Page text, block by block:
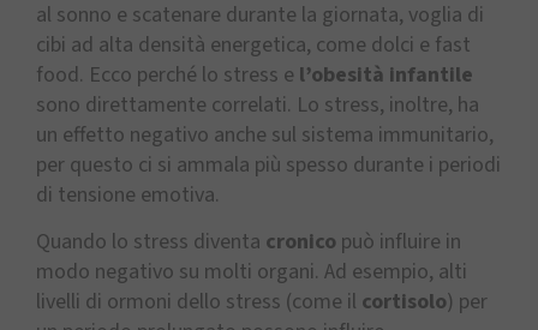
al sonno e scatenare durante la giornata, voglia di
cibi ad alta densità energetica, come dolci e fast
food. Ecco perché lo stress e l’obesità infantile
sono direttamente correlati. Lo stress, inoltre, ha
un effetto negativo anche sul sistema immunitario,
per questo ci si ammala più spesso durante i periodi
di tensione emotiva.
Quando lo stress diventa cronico può influire in
modo negativo su molti organi. Ad esempio, alti
livelli di ormoni dello stress (come il cortisolo) per